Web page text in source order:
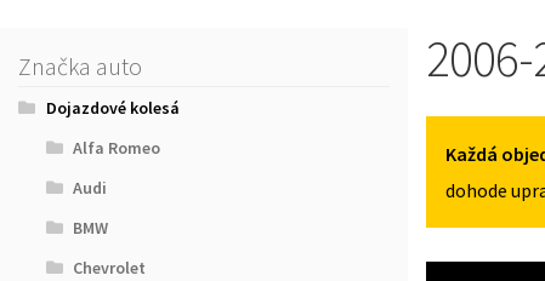
Značka auto
Dojazdové kolesá
Alfa Romeo
Audi
BMW
Chevrolet
Každá
dohode